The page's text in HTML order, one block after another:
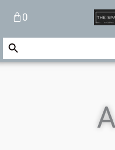
0עגלת
קניות